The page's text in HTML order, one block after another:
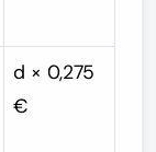
d × 0,275
€